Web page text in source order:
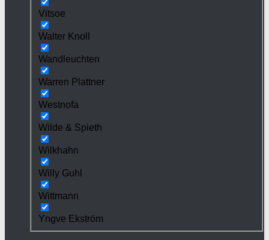
Vitsoe
Walter Knoll
Wandleuchten
Warren Plattner
Westnofa
Wilde & Spieth
Wilkhahn
Willy Guhl
Wittmann
Yngve Ekström